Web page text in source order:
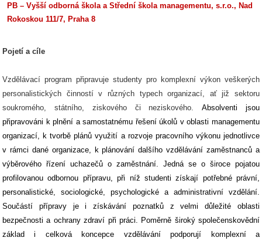
PB – Vyšší odborná škola a Střední škola managementu, s.r.o., Nad
Rokoskou 111/7, Praha 8
Pojetí a cíle
Vzdělávací program připravuje studenty pro komplexní výkon veškerých
personalistických činností v různých typech organizací, ať již sektoru
soukromého, státního, ziskového či neziskového.Absolventi jsou
připravováni k plnění a samostatnému řešení úkolů v oblasti managementu
organizací, k tvorbě plánů využití a rozvoje pracovního výkonu jednotlivce
v rámci dané organizace, k plánování dalšího vzdělávání zaměstnanců a
výběrového řízení uchazečů o zaměstnání. Jedná se o široce pojatou
profilovanou odbornou přípravu, při níž studenti získají potřebné právní,
personalistické, sociologické, psychologické a administrativní vzdělání.
Součástí přípravy je i získávání poznatků z velmi důležité oblasti
bezpečnosti a ochrany zdraví při práci. Poměrně široký společenskovědní
základ i celková koncepce vzdělávání podporují komplexní a